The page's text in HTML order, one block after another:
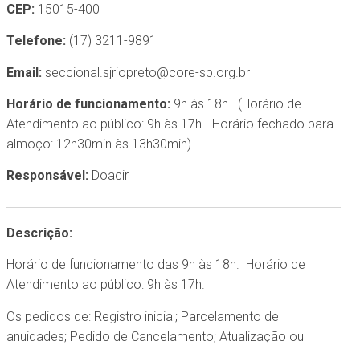
CEP: 15015-400
Telefone: (17) 3211-9891
Email: seccional.sjriopreto@core-sp.org.br
Horário de funcionamento: 9h às 18h. (Horário de
Atendimento ao público: 9h às 17h - Horário fechado para
almoço: 12h30min às 13h30min)
Responsável: Doacir
Descrição:
Horário de funcionamento das 9h às 18h. Horário de
Atendimento ao público: 9h às 17h.
Os pedidos de: Registro inicial; Parcelamento de
anuidades; Pedido de Cancelamento; Atualização ou